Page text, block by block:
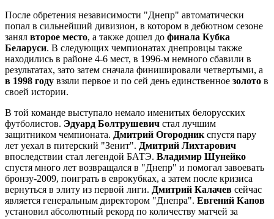
После обретения независимости "Днепр" автоматически
попал в сильнейший дивизион, в котором в дебютном сезоне
занял второе место, а также дошел до финала Кубка
Беларуси. В следующих чемпионатах днепровцы также
находились в районе 4-6 мест, в 1996-м немного сбавили в
результатах, зато затем сначала финишировали четвертыми, а
в 1998 году взяли первое и по сей день единственное золото в
своей истории.
В той команде выступало немало именитых белорусских
футболистов. Эдуард Болтрушевич стал лучшим
защитником чемпионата. Дмитрий Огородник спустя пару
лет уехал в питерский "Зенит". Дмитрий Лихтарович
впоследствии стал легендой БАТЭ. Владимир Шунейко
спустя много лет возвращался в "Днепр" и помогал завоевать
бронзу-2009, поиграть в еврокубках, а затем после кризиса
вернуться в элиту из первой лиги. Дмитрий Калачев сейчас
является генеральным директором "Днепра". Евгений Капов
установил абсолютный рекорд по количеству матчей за